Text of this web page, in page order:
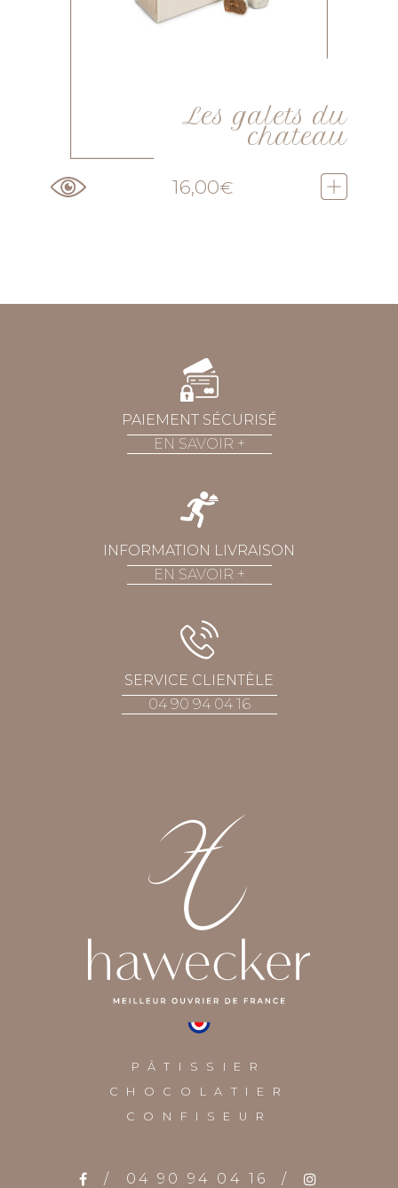
Les galets du
chateau
16,00€
PAIEMENT SÉCURISÉ
EN SAVOIR +
INFORMATION LIVRAISON
EN SAVOIR +
SERVICE CLIENTÈLE
04 90 94 04 16
PÂTISSIER
CHOCOLATIER
CONFISEUR
/ 04 90 94 04 16 /